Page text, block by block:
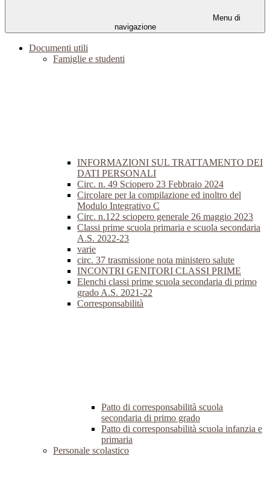
Menu di
navigazione
Documenti utili
Famiglie e studenti
INFORMAZIONI SUL TRATTAMENTO DEI
DATI PERSONALI
Circ. n. 49 Sciopero 23 Febbraio 2024
Circolare per la compilazione ed inoltro del
Modulo Integrativo C
Circ. n.122 sciopero generale 26 maggio 2023
Classi prime scuola primaria e scuola secondaria
A.S. 2022-23
varie
circ. 37 trasmissione nota ministero salute
INCONTRI GENITORI CLASSI PRIME
Elenchi classi prime scuola secondaria di primo
grado A.S. 2021-22
Corresponsabilità
Patto di corresponsabilità scuola
secondaria di primo grado
Patto di corresponsabilità scuola infanzia e
primaria
Personale scolastico